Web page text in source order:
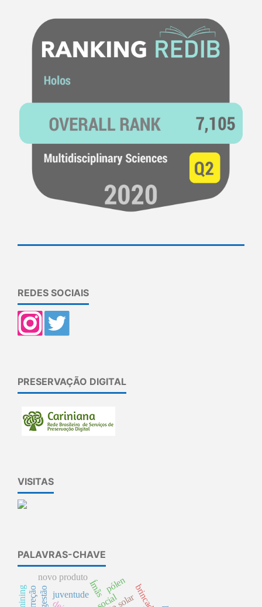
REDES SOCIAIS
PRESERVAÇÃO DIGITAL
VISITAS
PALAVRAS-CHAVE
juventudeÍmãs
novo produto
mining
pólen